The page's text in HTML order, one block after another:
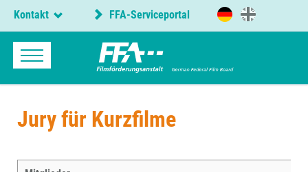
Kontakt FFA-Serviceportal
Jury für Kurzfilme